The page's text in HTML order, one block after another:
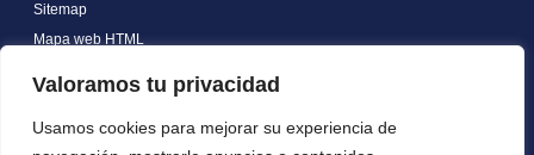
Valoramos tu privacidad
Usamos cookies para mejorar su experiencia de
Sitemap
Mapa web HTML
Certificate